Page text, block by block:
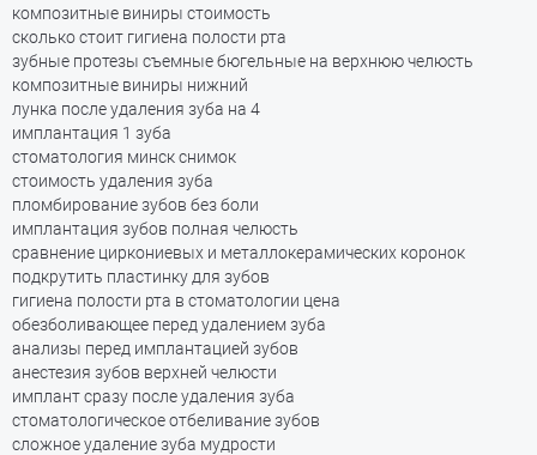
композитные виниры стоимость
сколько стоит гигиена полости рта
зубные протезы съемные бюгельные на верхнюю челюсть
композитные виниры нижний
лунка после удаления зуба на 4
имплантация 1 зуба
стоматология минск снимок
стоимость удаления зуба
пломбирование зубов без боли
имплантация зубов полная челюсть
сравнение циркониевых и металлокерамических коронок
подкрутить пластинку для зубов
гигиена полости рта в стоматологии цена
обезболивающее перед удалением зуба
анализы перед имплантацией зубов
анестезия зубов верхней челюсти
имплант сразу после удаления зуба
стоматологическое отбеливание зубов
сложное удаление зуба мудрости